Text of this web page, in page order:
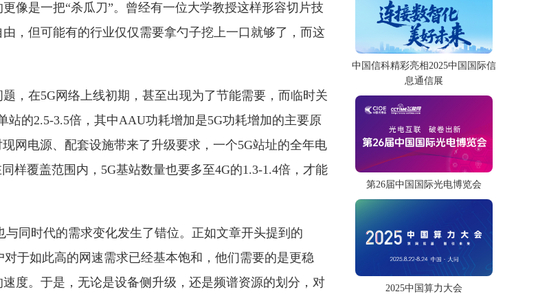
像是一把“杀瓜刀”。曾经有一位大学教授这样形容切片技
，但可能有的行业仅仅需要拿勺子挖上一口就够了，而这
，在5G网络上线初期，甚至出现为了节能需要，而临时关
站的2.5-3.5倍，其中AAU功耗增加是5G功耗增加的主要原
网电源、配套设施带来了升级要求，一个5G站址的全年电
样覆盖范围内，5G基站数量也要多至4G的1.3-1.4倍，才能
与同时代的需求变化发生了错位。正如文章开头提到的
对于如此高的网速需求已经基本饱和，他们需要的是更稳
度。于是，无论是设备侧升级，还是频谱资源的划分，对
中国信科精彩亮相2025中国国际信
息通信展
第26届中国国际光电博览会
2025中国算力大会